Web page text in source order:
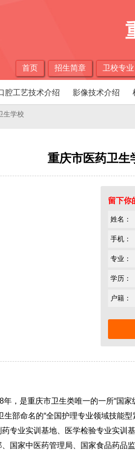
首页 招生简章 卫校专业
腔工艺技术介绍 影像技术介绍
生学校
重庆市医药卫生
留下你
姓名：
手机：
专业：
学历：
户籍：
，是重庆市卫生类唯一的一所“国
生部命名的“全国护理专业领域技能
专业实训基地、医学检验专业实训
国家中医药管理局、国家食品药品